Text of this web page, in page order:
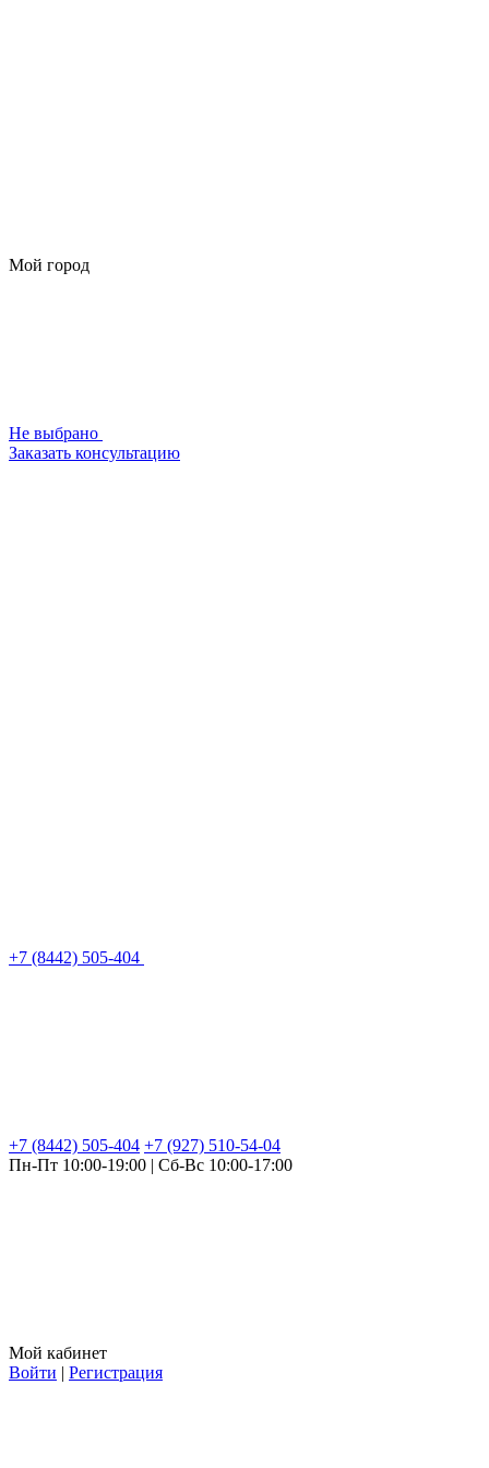
Мой город
Не выбрано
Заказать консультацию
+7 (8442) 505-404
+7 (8442) 505-404 +7 (927) 510-54-04
Пн-Пт 10:00-19:00 | Сб-Вс 10:00-17:00
Мой кабинет
Войти | Регистрация